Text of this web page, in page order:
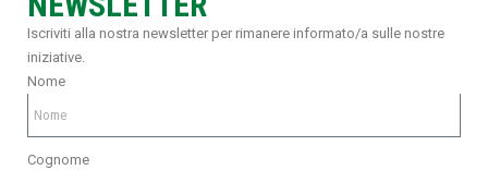
Iscriviti alla nostra newsletter per rimanere informato/a sulle nostre
iniziative.
Nome
Cognome